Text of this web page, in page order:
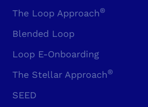
The Loop Approach®
Blended Loop
Loop E-Onboarding
The Stellar Approach®
SEED